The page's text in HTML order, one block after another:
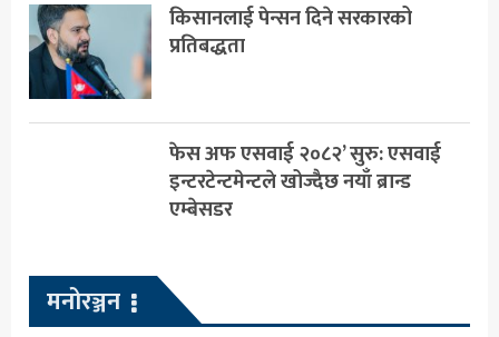
किसानलाई पेन्सन दिने सरकारको
प्रतिबद्धता
फेस अफ एसवाई २०८२’ सुरु: एसवाई
इन्टरटेन्टमेन्टले खोज्दैछ नयाँ ब्रान्ड
एम्बेसडर
मनोरञ्जन